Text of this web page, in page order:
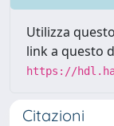
Utilizza
link a questo
https://
Citazioni